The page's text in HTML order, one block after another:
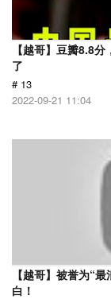
【越哥】豆瓣8.8
了
# 13
2022-09-21 11:04
【越哥】被誉为“
白！